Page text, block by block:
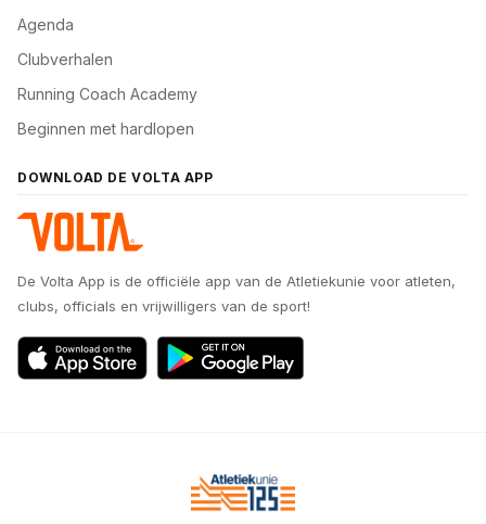
Agenda
Clubverhalen
Running Coach Academy
Beginnen met hardlopen
DOWNLOAD DE VOLTA APP
De Volta App is de officiële app van de Atletiekunie voor atleten,
clubs, officials en vrijwilligers van de sport!